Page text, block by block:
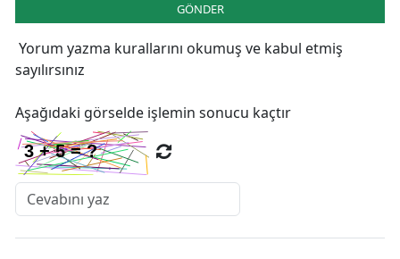
GÖNDER
Yorum yazma kurallarını okumuş ve kabul etmiş
sayılırsınız
Aşağıdaki görselde işlemin sonucu kaçtır